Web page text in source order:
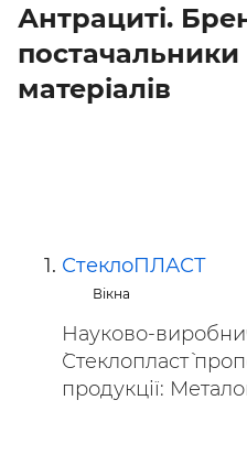
Антрациті.
постачальники
матеріалів
СтеклоПЛАСТ
Вікна
Науково-
`Стеклопласт`
продукції: